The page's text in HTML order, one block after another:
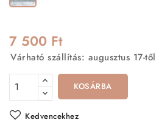
7 500 Ft
Várható szállítás: augusztus 17-től
KOSÁRBA
Kedvencekhez